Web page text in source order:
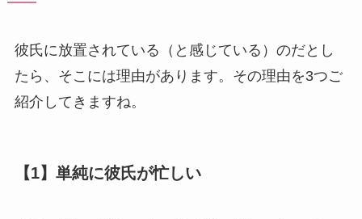
彼氏に放置されている（と感じている）のだとし
たら、そこには理由があります。その理由を3つご
紹介してきますね。
【1】単純に彼氏が忙しい